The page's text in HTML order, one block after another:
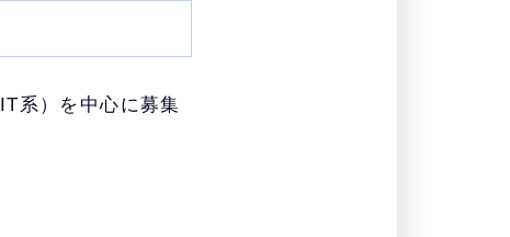
系）を中心に募集